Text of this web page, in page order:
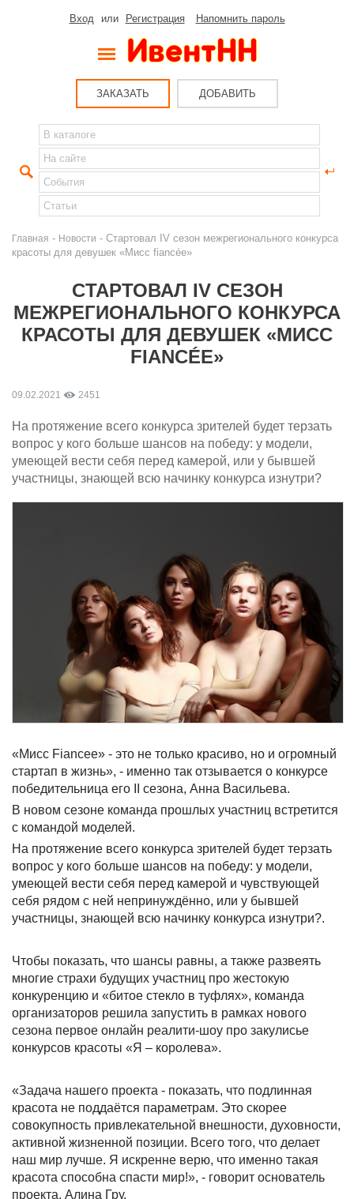
Вход или Регистрация Напомнить пароль
ЗАКАЗАТЬ ДОБАВИТЬ
Главная - Новости - Cтартовал IV сезон межрегионального конкурса
красоты для девушек «Мисс fiancée»
CТАРТОВАЛ IV СЕЗОН
МЕЖРЕГИОНАЛЬНОГО КОНКУРСА
КРАСОТЫ ДЛЯ ДЕВУШЕК «МИСС
FIANCÉE»
09.02.2021 2451
На протяжение всего конкурса зрителей будет терзать
вопрос у кого больше шансов на победу: у модели,
умеющей вести себя перед камерой, или у бывшей
участницы, знающей всю начинку конкурса изнутри?
«Мисс Fiancee» - это не только красиво, но и огромный
стартап в жизнь», - именно так отзывается о конкурсе
победительница его II сезона, Анна Васильева.
В новом сезоне команда прошлых участниц встретится
с командой моделей.
На протяжение всего конкурса зрителей будет терзать
вопрос у кого больше шансов на победу: у модели,
умеющей вести себя перед камерой и чувствующей
себя рядом с ней непринуждённо, или у бывшей
участницы, знающей всю начинку конкурса изнутри?.
Чтобы показать, что шансы равны, а также развеять
многие страхи будущих участниц про жестокую
конкуренцию и «битое стекло в туфлях», команда
организаторов решила запустить в рамках нового
сезона первое онлайн реалити-шоу про закулисье
конкурсов красоты «Я – королева».
«Задача нашего проекта - показать, что подлинная
красота не поддаётся параметрам. Это скорее
совокупность привлекательной внешности, духовности,
активной жизненной позиции. Всего того, что делает
наш мир лучше. Я искренне верю, что именно такая
красота способна спасти мир!», - говорит основатель
проекта, Алина Гру.